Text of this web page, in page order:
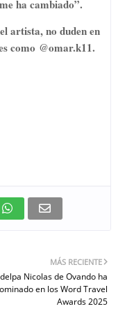
ha cambiado”.
artista, no duden en
como @omar.k11.
MÁS RECIENTE
Nicolas de Ovando ha
en los Word Travel
Awards 2025